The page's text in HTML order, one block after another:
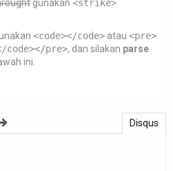
gunakan <strike>
<code></code> atau <pre>
code></pre>, dan silakan parse
ini.
Disqus